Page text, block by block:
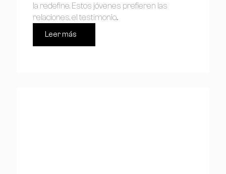
la redefine. Estos jóvenes prefieren las
relaciones, el testimonio...
Leer más